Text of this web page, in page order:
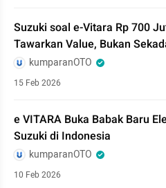
Suzuki soal e-Vitara Rp 700
Tawarkan Value, Bukan
kumparanOTO
15 Feb 2026
e VITARA Buka Babak Baru
Suzuki di Indonesia
kumparanOTO
10 Feb 2026